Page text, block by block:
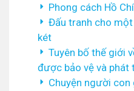
Phong cách Hồ
Đấu tranh cho
két
Tuyên bố thế giới
được bảo vệ và phát
Chuyện người con